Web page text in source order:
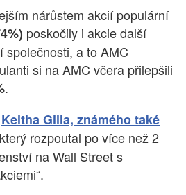
nárůstem akcií populární
poskočily i akcie další
společnosti, a to AMC
si na AMC včera přilepšili
.
Keitha Gilla, známého také
rozpoutal po více než 2
na Wall Street s